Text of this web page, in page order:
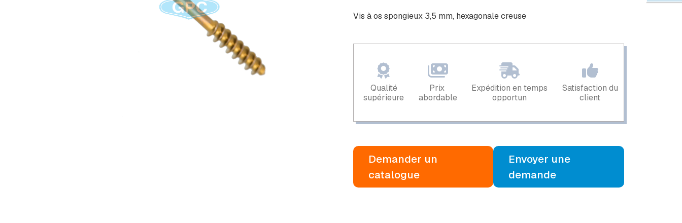
Vis à os spongieux 3,5 mm, hexagonale creuse
Qualité
supérieure
Prix ​​
abordable
Expédition en temps
opportun
Satisfaction du
client
Demander un
catalogue
Envoyer une
demande